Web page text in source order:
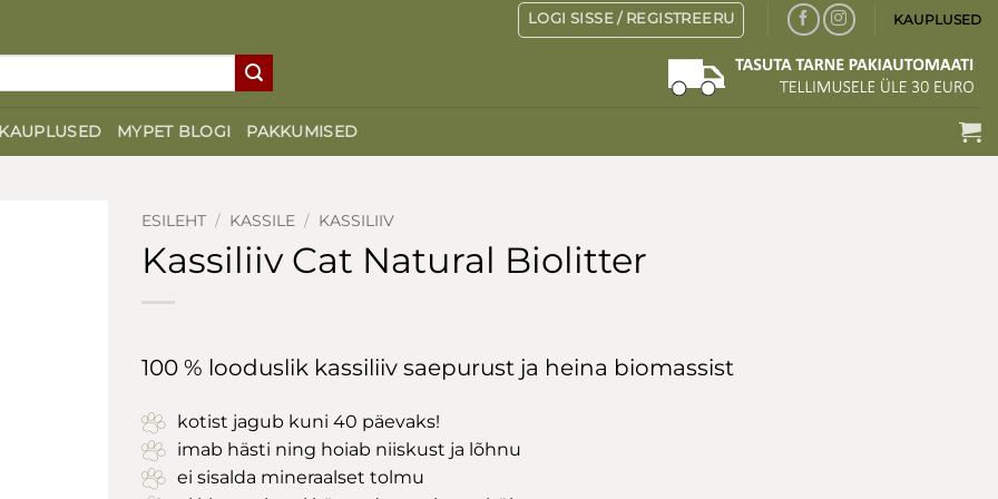
LOGI SISSE / REGISTREERU KAUPLUSED
KAUPLUSED MYPET BLOGI PAKKUMISED
ESILEHT / KASSILE / KASSILIIV
Kassiliiv Cat Natural Biolitter
100 % looduslik kassiliiv saepurust ja heina biomassist
kotist jagub kuni 40 päevaks!
imab hästi ning hoiab niiskust ja lõhnu
ei sisalda mineraalset tolmu